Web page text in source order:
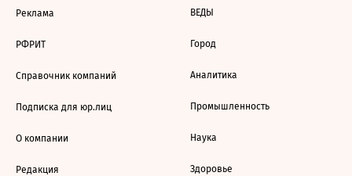
Реклама
РФРИТ
Справочник компаний
Подписка для юр.лиц
О компании
Редакция
ВЕДЫ
Город
Аналитика
Промышленность
Наука
Здоровье